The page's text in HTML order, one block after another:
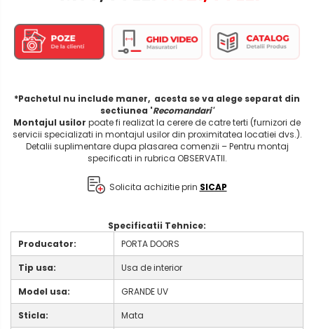
*Pachetul nu include maner, acesta se va alege separat din
sectiunea 'Recomandari'
Montajul usilor poate fi realizat la cerere de catre terti (furnizori de
servicii specializati in montajul usilor din proximitatea locatiei dvs.).
Detalii suplimentare dupa plasarea comenzii – Pentru montaj
specificati in rubrica OBSERVATII.
Solicita achizitie prin SICAP
Specificatii Tehnice:
Producator:
PORTA DOORS
Tip usa:
Usa de interior
Model usa:
GRANDE UV
Sticla:
Mata